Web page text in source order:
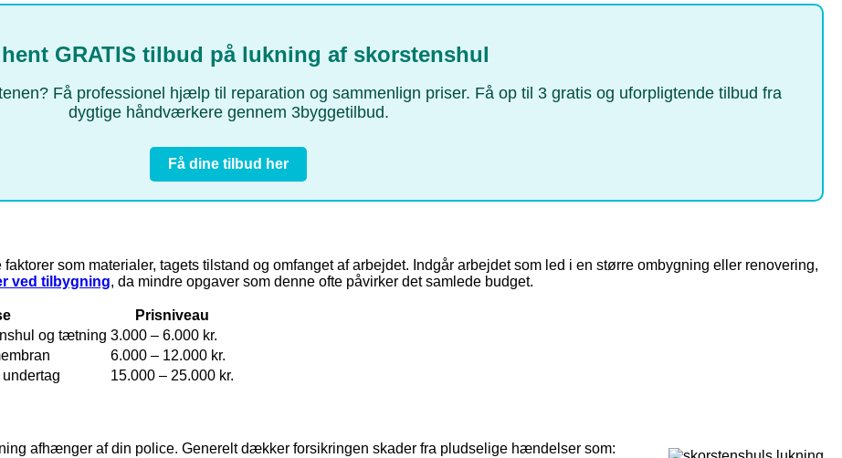
GRATIS tilbud på lukning af skorstenshul
Få professionel hjælp til reparation og sammenlign priser. Få op til 3 gratis og uforpligtende tilbud fra
dygtige håndværkere gennem 3byggetilbud.
Få dine tilbud her
som materialer, tagets tilstand og omfanget af arbejdet. Indgår arbejdet som led i en større ombygning eller renovering,
ved tilbygning, da mindre opgaver som denne ofte påvirker det samlede budget.
Prisniveau
og tætning 3.000 – 6.000 kr.
6.000 – 12.000 kr.
15.000 – 25.000 kr.
afhænger af din police. Generelt dækker forsikringen skader fra pludselige hændelser som: